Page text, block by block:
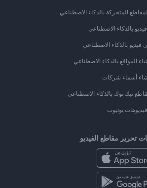
المتحركة بالذكاء الاصطناعي
بالذكاء الاصطناعي
فيديو بالذكاء الاصطناعي
المواقع بالذكاء الاصطناعي
أسماء شركات
تيك توك بالذكاء الاصطناعي
يوتيوب
تحرير مقاطع الفيديو